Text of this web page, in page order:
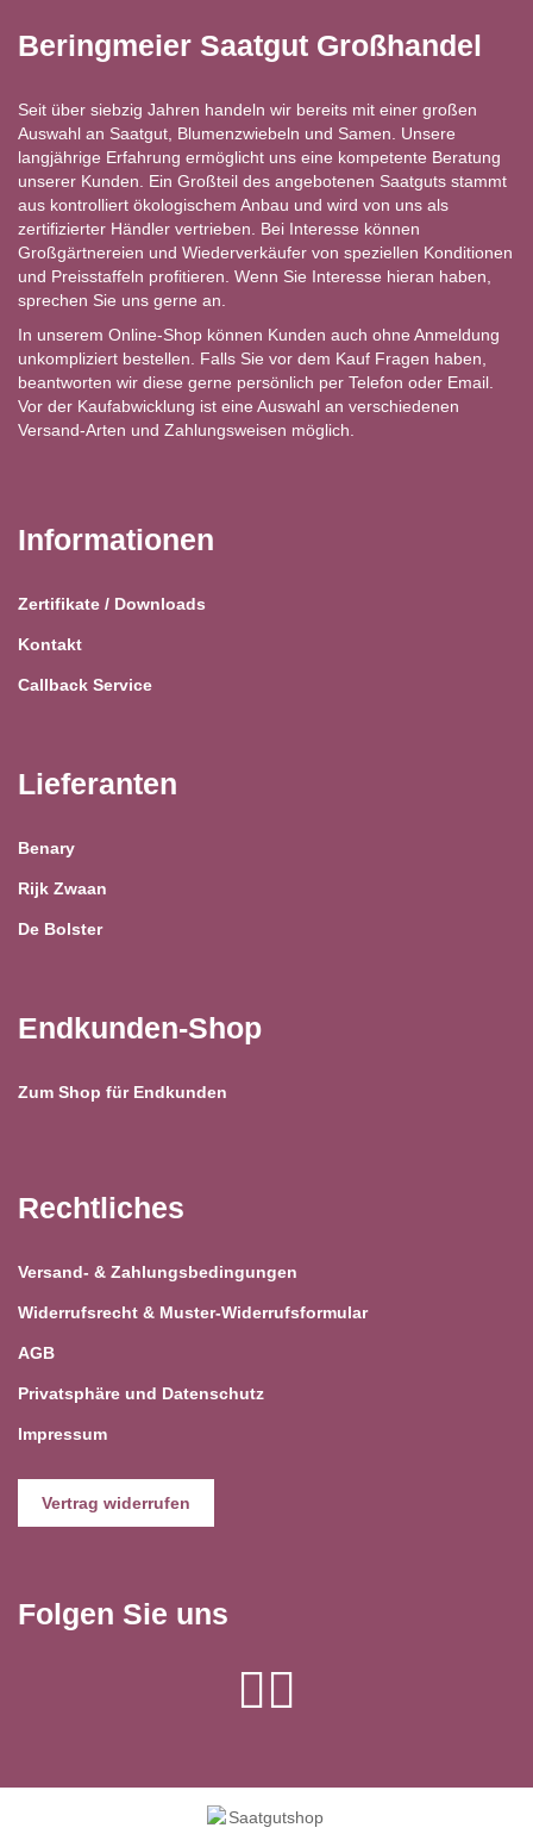
Beringmeier Saatgut Großhandel
Seit über siebzig Jahren handeln wir bereits mit einer großen
Auswahl an Saatgut, Blumenzwiebeln und Samen. Unsere
langjährige Erfahrung ermöglicht uns eine kompetente Beratung
unserer Kunden. Ein Großteil des angebotenen Saatguts stammt
aus kontrolliert ökologischem Anbau und wird von uns als
zertifizierter Händler vertrieben. Bei Interesse können
Großgärtnereien und Wiederverkäufer von speziellen Konditionen
und Preisstaffeln profitieren. Wenn Sie Interesse hieran haben,
sprechen Sie uns gerne an.
In unserem Online-Shop können Kunden auch ohne Anmeldung
unkompliziert bestellen. Falls Sie vor dem Kauf Fragen haben,
beantworten wir diese gerne persönlich per Telefon oder Email.
Vor der Kaufabwicklung ist eine Auswahl an verschiedenen
Versand-Arten und Zahlungsweisen möglich.
Informationen
Zertifikate / Downloads
Kontakt
Callback Service
Lieferanten
Benary
Rijk Zwaan
De Bolster
Endkunden-Shop
Zum Shop für Endkunden
Rechtliches
Versand- & Zahlungsbedingungen
Widerrufsrecht & Muster-Widerrufsformular
AGB
Privatsphäre und Datenschutz
Impressum
Vertrag widerrufen
Folgen Sie uns